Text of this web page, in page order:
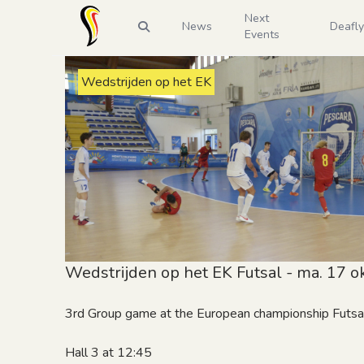
News
Next
Events
Wedstrijden op het EK
Wedstrijden op het EK Futsal - ma. 17
3rd Group game at the European championship
Hall 3 at 12:45